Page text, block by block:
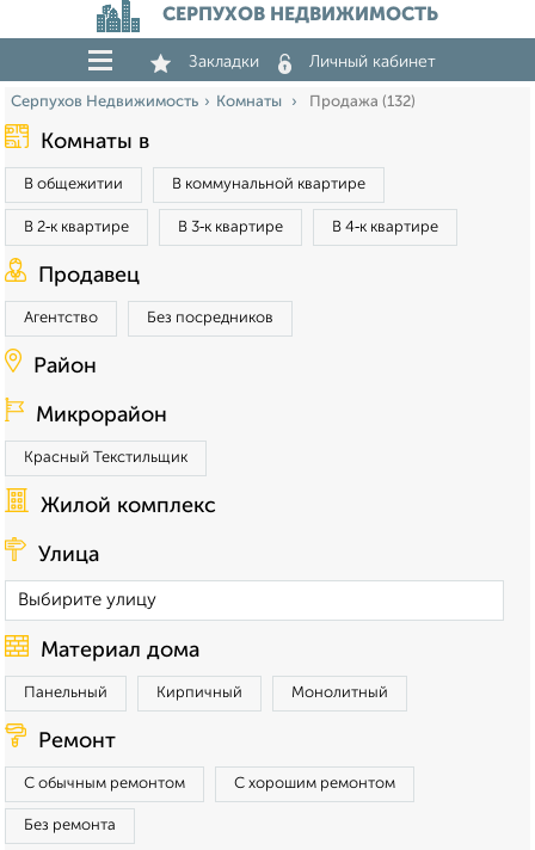
СЕРПУХОВ НЕДВИЖИМОСТЬ
Закладки Личный кабинет
Серпухов Недвижимость Комнаты Продажа (132)
Комнаты в
В общежитии В коммунальной квартире
В 2‑к квартире В 3‑к квартире В 4‑к квартире
Продавец
Агентство Без посредников
Район
Микрорайон
Красный Текстильщик
Жилой комплекс
Улица
Материал дома
Панельный Кирпичный Монолитный
Ремонт
С обычным ремонтом С хорошим ремонтом
Без ремонта